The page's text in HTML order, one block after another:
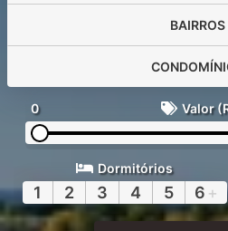
BAIRROS
0 Valor
Dormitórios
1 2 3 4 5 6 +